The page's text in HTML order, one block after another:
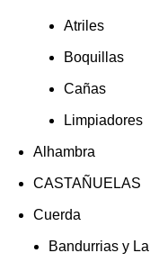
Atriles
Boquillas
Cañas
Limpiadores
Alhambra
CASTAÑUELAS
Cuerda
Bandurrias y